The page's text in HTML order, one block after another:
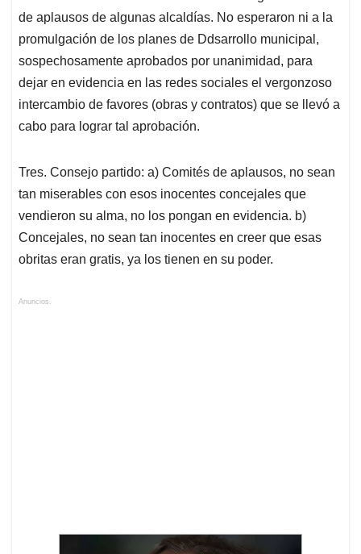
de aplausos de algunas alcaldías. No esperaron ni a la
promulgación de los planes de Ddsarrollo municipal,
sospechosamente aprobados por unanimidad, para
dejar en evidencia en las redes sociales el vergonzoso
intercambio de favores (obras y contratos) que se llevó a
cabo para lograr tal aprobación.
Tres. Consejo partido: a) Comités de aplausos, no sean
tan miserables con esos inocentes concejales que
vendieron su alma, no los pongan en evidencia. b)
Concejales, no sean tan inocentes en creer que esas
obritas eran gratis, ya los tienen en su poder.
Anuncios.